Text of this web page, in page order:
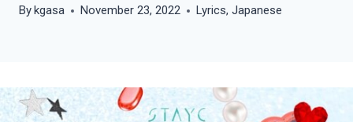
Bykgasa November 23, 2022 Lyrics,Japanese